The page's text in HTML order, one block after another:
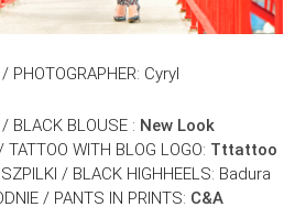
PHOTOGRAPHER: Cyryl
BLACK BLOUSE : New Look
WITH BLOG LOGO: Tttattoo
/ BLACK HIGHHEELS: Badura
/ PANTS IN PRINTS: C&A